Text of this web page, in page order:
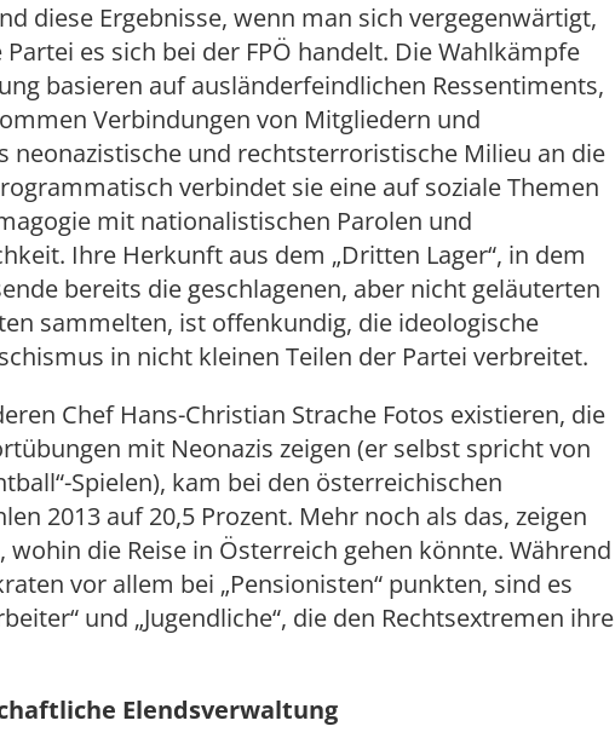
diese Ergebnisse, wenn man sich vergegenwärtigt,
es sich bei der FPÖ handelt. Die Wahlkämpfe
basieren auf ausländerfeindlichen Ressentiments,
Verbindungen von Mitgliedern und
neonazistische und rechtsterroristische Milieu an die
verbindet sie eine auf soziale Themen
mit nationalistischen Parolen und
Ihre Herkunft aus dem „Dritten Lager“, in dem
bereits die geschlagenen, aber nicht geläuterten
sammelten, ist offenkundig, die ideologische
in nicht kleinen Teilen der Partei verbreitet.
Chef Hans-Christian Strache Fotos existieren, die
mit Neonazis zeigen (er selbst spricht von
Spielen), kam bei den österreichischen
2013 auf 20,5 Prozent. Mehr noch als das, zeigen
wohin die Reise in Österreich gehen könnte. Während
vor allem bei „Pensionisten“ punkten, sind es
und „Jugendliche“, die den Rechtsextremen ihre
Elendsverwaltung